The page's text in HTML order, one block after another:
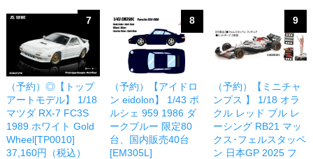
7
（予約）◎【トップ
アートモデル】 1/18
マツダ RX-7 FC3S
1989 ホワイト Gold
Wheel[TP0010]
37,160円（税込）
8
（予約）【アイドロ
ン eidolon】 1/43 ポ
ルシェ 959 1986 ダ
ークブルー 限定80
台、国内販売40台
[EM305L]
9
（予約）【ミニチャ
ンプス 】 1/18 オラ
クル レッド ブル レ
ーシング RB21 マッ
クス･フェルスタッペ
ン 日本GP 2025 フ